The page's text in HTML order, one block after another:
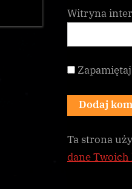
Witryna
Ta strona
dane